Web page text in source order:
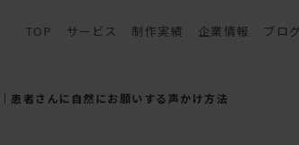
TOP サービス 制作実績 企業情報 ブログ
患者さんに自然にお願いする声かけ方法